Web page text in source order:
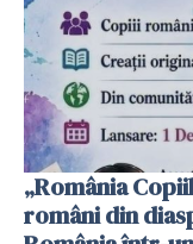
„România
români din